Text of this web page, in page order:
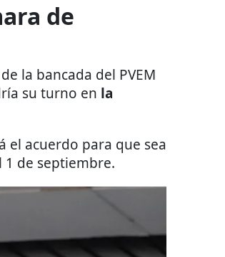
de
la bancada del PVEM
su turno en la
el acuerdo para que sea
1 de septiembre.